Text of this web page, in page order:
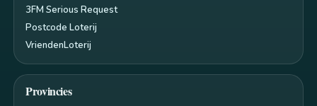
3FM Serious Request
Postcode Loterij
VriendenLoterij
Provincies